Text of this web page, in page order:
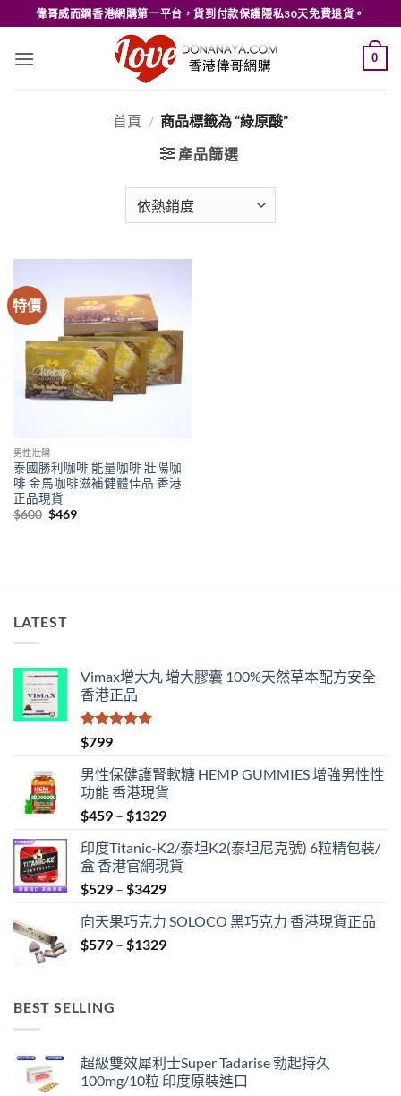
to
content
偉哥威而鋼香港網購第一平台，貨到付款保護隱私30天免費退貨。
0
首頁 / 商品標籤為 “綠原酸”
產品篩選
特價
男性壯陽
泰國勝利咖啡 能量咖啡 壯陽咖
啡 金馬咖啡滋補健體佳品 香港
正品現貨
$600 Original
$469Current
LATEST
Vimax增大丸 增大膠囊 100%天然草本配方安全
香港正品
評分
滿分 5
$799
男性保健護腎軟糖 HEMP GUMMIES 增強男性性
功能 香港現貨
$459 – $1329Price
$459
through
$1329
印度Titanic-K2/泰坦K2(泰坦尼克號) 6粒精包裝/
盒 香港官網現貨
$529 – $3429Price
$529
through
向天果巧克力 SOLOCO 黑巧克力 香港現貨正品
$579 – $1329Price
BEST SELLING
超級雙效犀利士Super Tadarise 勃起持久
100mg/10粒 印度原裝進口